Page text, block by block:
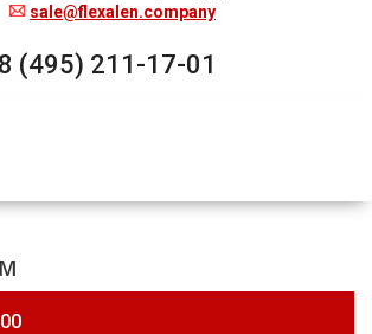
sale@flexalen.company
8 (495) 211-17-01